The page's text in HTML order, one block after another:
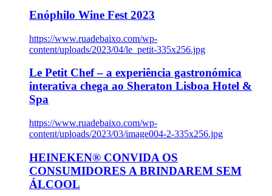
Enóphilo Wine Fest 2023
https://www.ruadebaixo.com/wp-
content/uploads/2023/04/le_petit-335x256.jpg
Le Petit Chef – a experiência gastronómica
interativa chega ao Sheraton Lisboa Hotel &
Spa
https://www.ruadebaixo.com/wp-
content/uploads/2023/03/image004-2-335x256.jpg
HEINEKEN® CONVIDA OS
CONSUMIDORES A BRINDAREM SEM
ÁLCOOL